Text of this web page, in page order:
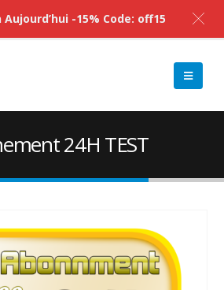
24H TEST
-15% Code: off15